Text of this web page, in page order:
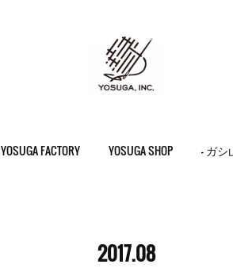
YOSUGA FACTORY YOSUGA SHOP - ガシ
2017.08